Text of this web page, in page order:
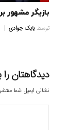
بازیگر مشهور
توسطبابک جوادی
دیدگاهتان
نشانی ایمیل شما